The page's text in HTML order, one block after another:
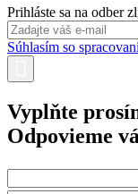
Prihláste sa na odber
Súhlasím so
Vyplňte
Odpovieme